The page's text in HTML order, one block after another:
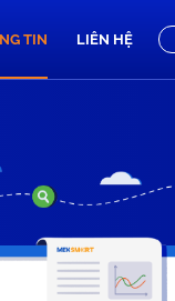
TIN LIÊN HỆ